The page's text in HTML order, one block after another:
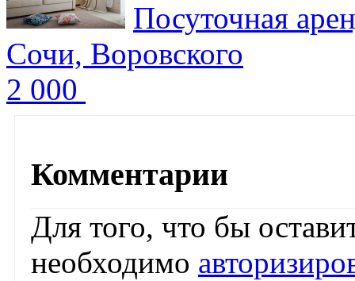
Посуточная
Сочи, Воровского
2 000
Комментарии
Для того, что бы
необходимо